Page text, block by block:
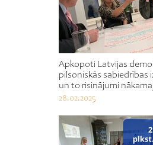
Apkopoti Latvijas
pilsoniskās sabiedrības
un to risinājumi
28.02.2025